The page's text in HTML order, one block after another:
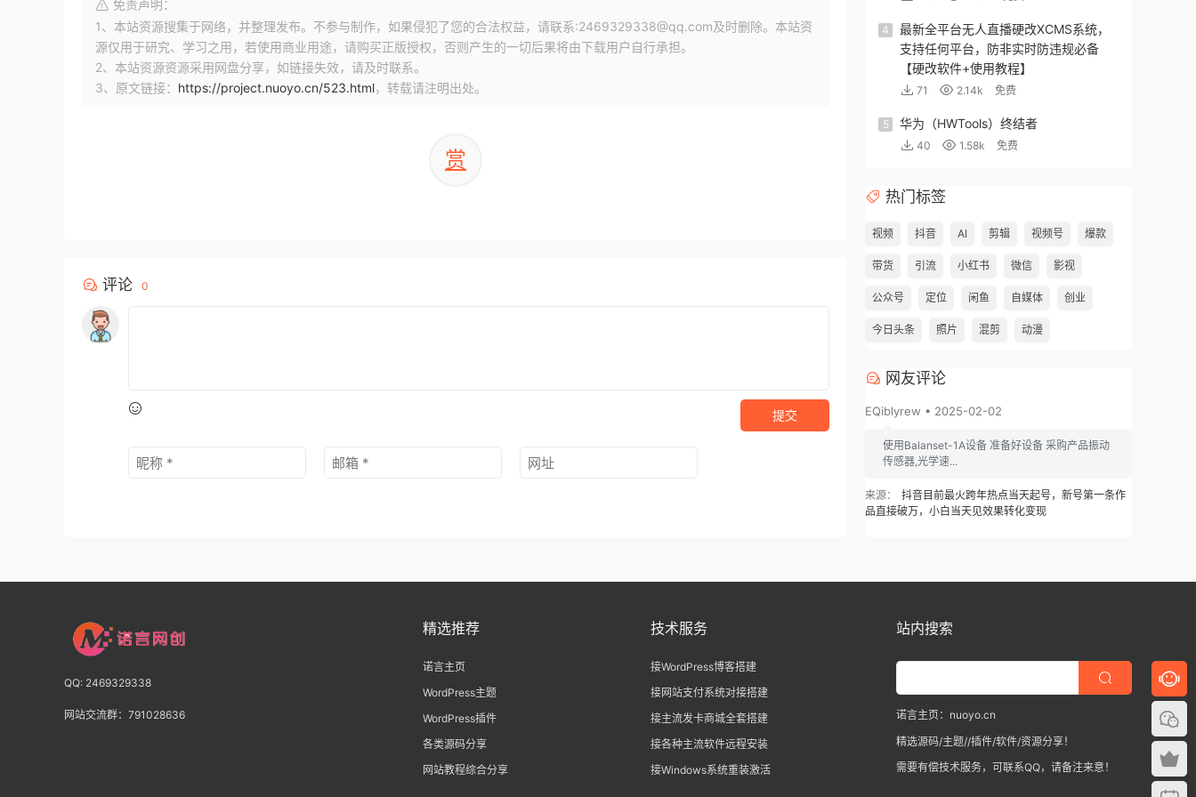
免责声明：
1、本站资源搜集于网络，并整理发布。不参与制作，如果侵犯了您的合法权益，请联系:2469329338@qq.com及时删除。本站资
源仅用于研究、学习之用，若使用商业用途，请购买正版授权，否则产生的一切后果将由下载用户自行承担。
2、本站资源资源采用网盘分享，如链接失效，请及时联系。
3、原文链接： https://project.nuoyo.cn/523.html，转载请注明出处。
赏
评论 0
提交
4
最新全平台无人直播硬改XCMS系统，
支持任何平台，防非实时防违规必备
【硬改软件+使用教程】
71 2.14k 免费
5 华为（HWTools）终结者
40 1.58k 免费
热门标签
视频 抖音 AI 剪辑 视频号 爆款
带货 引流 小红书 微信 影视
公众号 定位 闲鱼 自媒体 创业
今日头条 照片 混剪 动漫
网友评论
EQiblyrew • 2025-02-02
使用Balanset-1A设备 准备好设备 采购产品振动
传感器,光学速...
来源：
抖音目前最火跨年热点当天起号，新号第一条作
品直接破万，小白当天见效果转化变现
QQ: 2469329338
网站交流群：791028636
精选推荐
诺言主页
WordPress主题
WordPress插件
各类源码分享
网站教程综合分享
技术服务
接WordPress博客搭建
接网站支付系统对接搭建
接主流发卡商城全套搭建
接各种主流软件远程安装
接Windows系统重装激活
站内搜索
诺言主页：nuoyo.cn
精选源码/主题//插件/软件/资源分享！
需要有偿技术服务，可联系QQ，请备注来意！